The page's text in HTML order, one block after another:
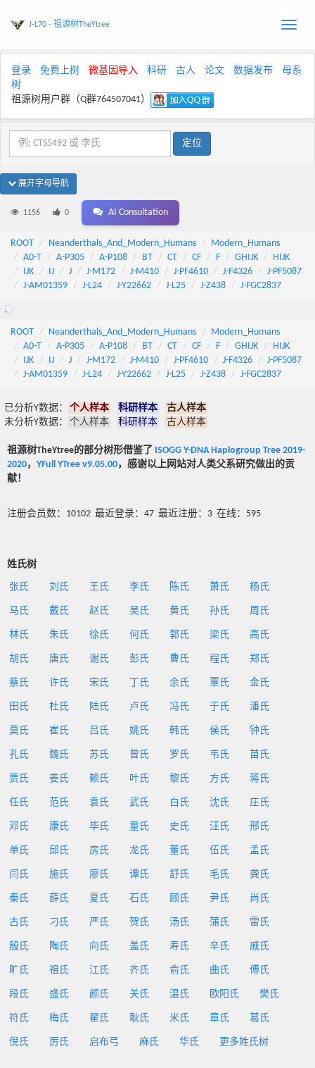
Toggle
J-L70 - 祖源树TheYtree
登录 免费上树 微基因导入 科研 古人 论文 数据发布
母系
树
祖源树用户群（Q群764507041）
展开字母导航
1156 0 AI Consultation
ROOT Neanderthals_And_Modern_Humans
Modern_Humans
A0-T
A-P305 A-P108 BT CT CF F GHIJK
HIJK
IJK
IJ J J-M172 J-M410 J-PF4610 J-F4326
J-PF5087
J-AM01359
J-L24 J-Y22662 J-L25 J-Z438 J-FGC2837
ROOT Neanderthals_And_Modern_Humans
Modern_Humans
A0-T
A-P305 A-P108 BT CT CF F GHIJK
HIJK
IJK
IJ J J-M172 J-M410 J-PF4610 J-F4326
J-PF5087
J-AM01359
J-L24 J-Y22662 J-L25 J-Z438 J-FGC2837
已分析Y数据： 个人样本 科研样本
古人样本
未分析Y数据：
个人样本 科研样本 古人样本
祖源树TheYtree的部分树形借鉴了 ISOGG Y-DNA Haplogroup Tree 2019-
2020， YFull YTree v9.05.00，感谢以上网站对人类父系研究做出的贡
献！
注册会员数：10102 最近登录：47 最近注册：3 在线：595
姓氏树
张氏 刘氏 王氏 李氏 陈氏 萧氏 杨氏
马氏 戴氏 赵氏 吴氏 黄氏 孙氏 周氏
林氏 朱氏 徐氏 何氏 郭氏 梁氏 高氏
胡氏 唐氏 谢氏 彭氏 曹氏 程氏 郑氏
蔡氏 许氏 宋氏 丁氏 余氏 覃氏 金氏
田氏 杜氏 陆氏 卢氏 冯氏 于氏 潘氏
莫氏 崔氏 吕氏 姚氏 韩氏 侯氏 钟氏
孔氏 魏氏 苏氏 曾氏 罗氏 韦氏 苗氏
贾氏 姜氏 赖氏 叶氏 黎氏 方氏 蒋氏
任氏 范氏 袁氏 武氏 白氏 沈氏 庄氏
邓氏 康氏 毕氏 童氏 史氏 汪氏 邢氏
单氏 邱氏 房氏 龙氏 董氏 伍氏 孟氏
闫氏 施氏 廖氏 谭氏 舒氏 毛氏 龚氏
秦氏 薛氏 夏氏 石氏 顾氏 尹氏 尚氏
古氏 刁氏 严氏 贺氏 汤氏 蒲氏 雷氏
殷氏 陶氏 向氏 盖氏 寿氏 辛氏 戚氏
旷氏 祖氏 江氏 齐氏 俞氏 曲氏 傅氏
段氏 盛氏 颜氏 关氏 温氏 欧阳氏 樊氏
符氏 梅氏 翟氏 耿氏 米氏 章氏 葛氏
倪氏 厉氏 启布弓 麻氏 华氏 更多姓氏树